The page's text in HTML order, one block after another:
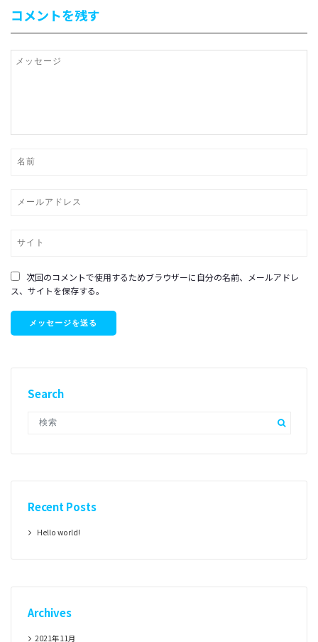
コメントを残す
次回のコメントで使用するためブラウザーに自分の名前、メールアドレ
ス、サイトを保存する。
Search
Recent Posts
Hello world!
Archives
2021年11月